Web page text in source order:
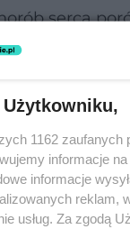
serca
kardiolog
albo
1162 zaufanych
informacje
informacje
reklam,
usług. Za zgodą